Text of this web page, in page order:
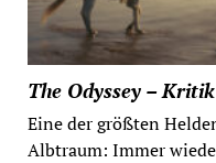
The Odyssey – Kritik
Eine der größten
Albtraum: Immer